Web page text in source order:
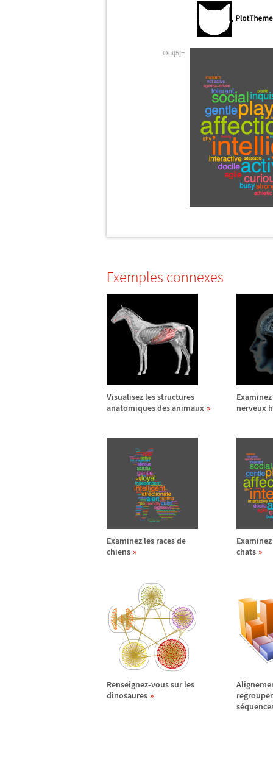
Out[5]=
Exemples connexes
Visualisez les structures
anatomiques des animaux
nerveux
Examinez les races de
chiens
chats
Renseignez-vous sur les
dinosaures
sé